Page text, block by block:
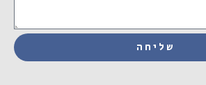
שליחה